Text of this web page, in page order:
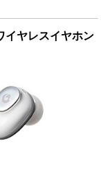
ヤレスイヤホン